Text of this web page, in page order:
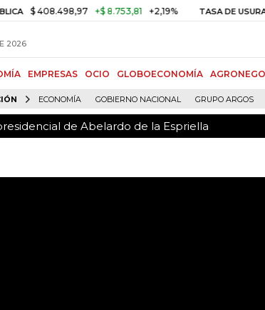
408.498,97 +$ 8.753,81 +2,19% TASA DE USURA
2026
EMPRESAS OCIO GLOBOECONOMÍA
ECONOMÍA GOBIERNO NACIONAL GRUPO ARGOS
de Abelardo de la Espriella
de Abelardo de la Espriella